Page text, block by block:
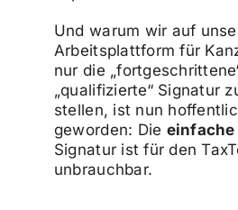
Und warum wir auf
Arbeitsplattform für
nur die
„qualifizierte“ Signatur
stellen, ist nun
geworden: Die einfache
Signatur ist für den
unbrauchbar.